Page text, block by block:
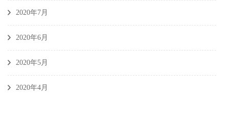
2020年7月
2020年6月
2020年5月
2020年4月